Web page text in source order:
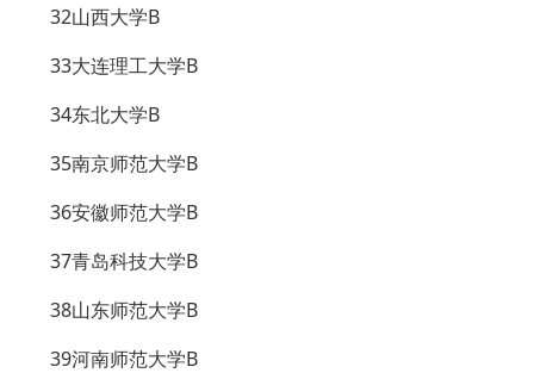
32山西大学B
33大连理工大学B
34东北大学B
35南京师范大学B
36安徽师范大学B
37青岛科技大学B
38山东师范大学B
39河南师范大学B